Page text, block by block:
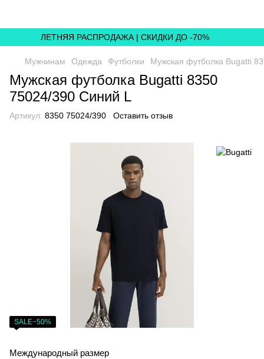
ЛЕТНЯЯ РАСПРОДАЖА | СКИДКИ ДО -70%
Мужчинам Одежда Футболки Мужская футболка Bugatti
Мужская футболка Bugatti 8350
75024/390 Синий L
Артикул: 8350 75024/390 Оставить отзыв
SALE−50%
Международный размер